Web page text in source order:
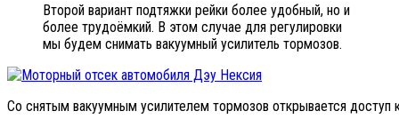
Второй вариант подтяжки рейки более удобный, но и
более трудоёмкий. В этом случае для регулировки
мы будем снимать вакуумный усилитель тормозов.
Со снятым вакуумным усилителем тормозов открывается доступ